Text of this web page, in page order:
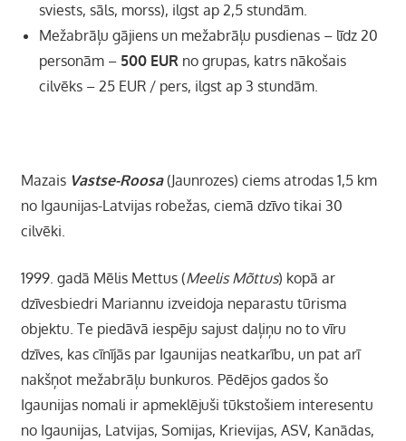
sviests, sāls, morss), ilgst ap 2,5 stundām.
Mežabrāļu gājiens un mežabrāļu pusdienas – līdz 20
personām – 500 EURno grupas, katrs nākošais
cilvēks – 25 EUR / pers, ilgst ap 3 stundām.
Mazais Vastse-Roosa(Jaunrozes) ciems atrodas 1,5 km
no Igauni­jas-Latvijas robežas, ciemā dzīvo tikai 30
cilvēki.
1999. gadā Mēlis Mettus (Meelis Mõttus) kopā ar
dzīvesbiedri Mariannu izveidoja neparastu tūrisma
objektu. Te piedāvā iespēju sajust daļiņu no to vīru
dzīves, kas cīnījās par Igaunijas neatkarību, un pat arī
nakšņot mežabrāļu bunkuros. Pēdējos gados šo
Igaunijas nomali ir apmeklējuši tūkstošiem interesentu
no Igaunijas, Latvijas, Somijas, Krievijas, ASV, Kanādas,